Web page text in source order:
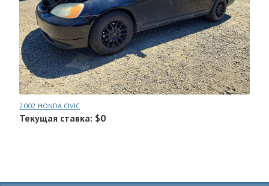
2002 HONDA CIVIC
Текущая ставка: $0